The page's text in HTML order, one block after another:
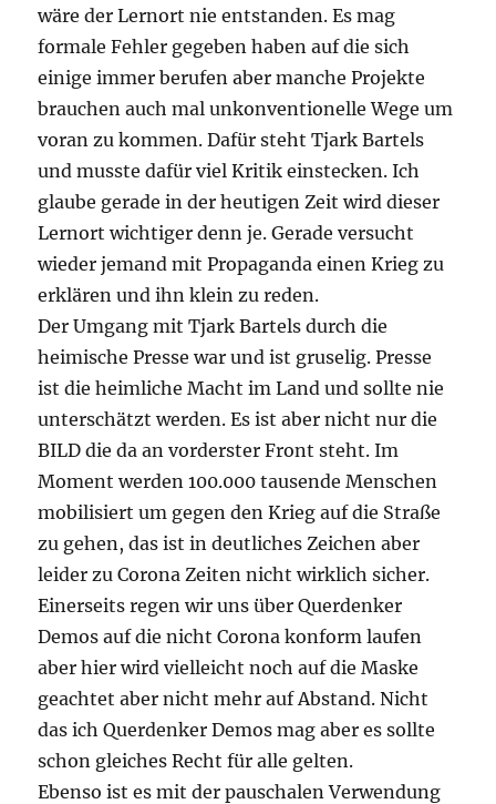
wäre der Lernort nie entstanden. Es mag
formale Fehler gegeben haben auf die sich
einige immer berufen aber manche Projekte
brauchen auch mal unkonventionelle Wege um
voran zu kommen. Dafür steht Tjark Bartels
und musste dafür viel Kritik einstecken. Ich
glaube gerade in der heutigen Zeit wird dieser
Lernort wichtiger denn je. Gerade versucht
wieder jemand mit Propaganda einen Krieg zu
erklären und ihn klein zu reden.
Der Umgang mit Tjark Bartels durch die
heimische Presse war und ist gruselig. Presse
ist die heimliche Macht im Land und sollte nie
unterschätzt werden. Es ist aber nicht nur die
BILD die da an vorderster Front steht. Im
Moment werden 100.000 tausende Menschen
mobilisiert um gegen den Krieg auf die Straße
zu gehen, das ist in deutliches Zeichen aber
leider zu Corona Zeiten nicht wirklich sicher.
Einerseits regen wir uns über Querdenker
Demos auf die nicht Corona konform laufen
aber hier wird vielleicht noch auf die Maske
geachtet aber nicht mehr auf Abstand. Nicht
das ich Querdenker Demos mag aber es sollte
schon gleiches Recht für alle gelten.
Ebenso ist es mit der pauschalen Verwendung